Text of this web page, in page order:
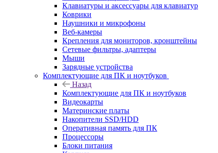
Клавиатуры и аксессуары для клавиатур
Коврики
Наушники и микрофоны
Веб-камеры
Крепления для мониторов, кронштейны
Сетевые фильтры, адаптеры
Мыши
Зарядные устройства
Комплектующие для ПК и ноутбуков
Назад
Комплектующие для ПК и ноутбуков
Видеокарты
Материнские платы
Накопители SSD/HDD
Оперативная память для ПК
Процессоры
Блоки питания